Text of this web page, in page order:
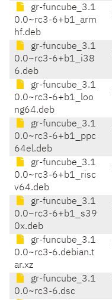
gr-funcube_3.1
0.0~rc3-6+b1_arm
hf.deb
gr-funcube_3.1
0.0~rc3-6+b1_i38
6.deb
gr-funcube_3.1
0.0~rc3-6+b1_loo
ng64.deb
gr-funcube_3.1
0.0~rc3-6+b1_ppc
64el.deb
gr-funcube_3.1
0.0~rc3-6+b1_risc
v64.deb
gr-funcube_3.1
0.0~rc3-6+b1_s39
0x.deb
gr-funcube_3.1
0.0~rc3-6.debian.t
ar.xz
gr-funcube_3.1
0.0~rc3-6.dsc